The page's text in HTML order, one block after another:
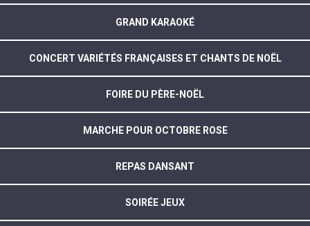
GRAND KARAOKÉ
CONCERT VARIÉTÉS FRANÇAISES ET CHANTS DE NOËL
FOIRE DU PÈRE-NOËL
MARCHE POUR OCTOBRE ROSE
REPAS DANSANT
SOIRÉE JEUX